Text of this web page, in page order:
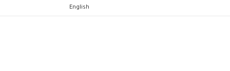
English